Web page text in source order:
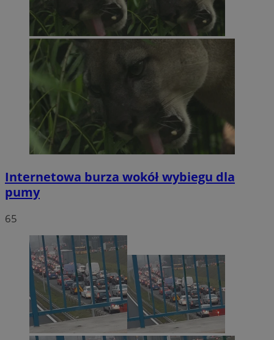
Internetowa burza wokół wybiegu dla
pumy
65